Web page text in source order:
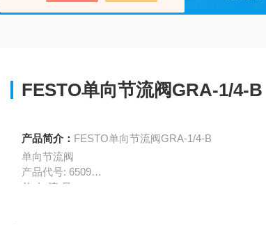
FESTO单向节流阀GRA-1/4-B
产品简介： FESTO单向节流阀GRA-1/4-B
单向节流阀
产品代号: 6509
单 向 流 量